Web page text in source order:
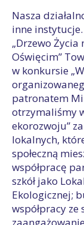
Nasza
inne
„Drzewo Życia
Oświęcim”
w konkursie
patronatem
otrzymaliśmy
ekorozwoju”
lokalnych,
społeczną
współpracę
szkół jako
Ekologicznej;
współpracy